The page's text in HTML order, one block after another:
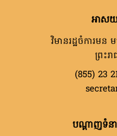
អាសយ
វិមានរដ្ឋចំការមន
ព្រះរ
(855) 23
បណ្តាញទំន